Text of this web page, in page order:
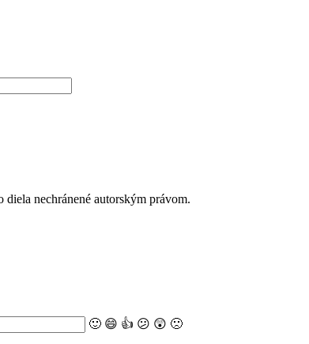
nechránené autorským právom.
🙂 😄 👍 😕 😲 🙁